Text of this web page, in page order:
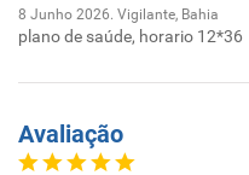
8 Junho 2026. Vigilante, Bahia
plano de saúde, horario 12*36
Avaliação